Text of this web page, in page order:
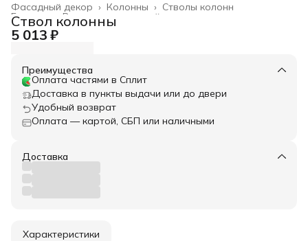
Стволы колонн
Колонны ›
Фасадный декор ›
Весь архитектурный декор
Главная
Ствол колонны
5 013 ₽
Преимущества
Оплата частями в Сплит
Доставка в пункты выдачи или до двери
Удобный возврат
Оплата — картой, СБП или наличными
Доставка
Характеристики